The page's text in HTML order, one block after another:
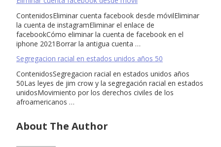
ContenidosEliminar cuenta facebook desde móvilEliminar
la cuenta de instagramEliminar el enlace de
facebookCómo eliminar la cuenta de facebook en el
iphone 2021Borrar la antigua cuenta …
Segregacion racial en estados unidos años 50
ContenidosSegregacion racial en estados unidos años
50Las leyes de jim crow y la segregación racial en estados
unidosMovimiento por los derechos civiles de los
afroamericanos …
About The Author